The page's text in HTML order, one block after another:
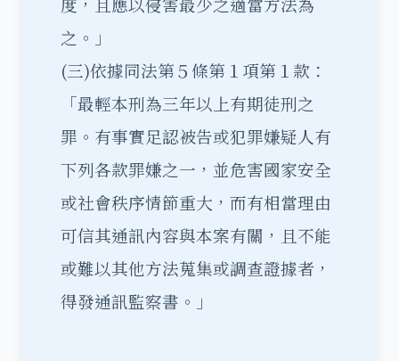
之。」
(三)依據同法第５條第１項第１款：
「最輕本刑為三年以上有期徒刑之
罪。有事實足認被告或犯罪嫌疑人有
下列各款罪嫌之一，並危害國家安全
或社會秩序情節重大，而有相當理由
可信其通訊內容與本案有關，且不能
或難以其他方法蒐集或調查證據者，
得發通訊監察書。」